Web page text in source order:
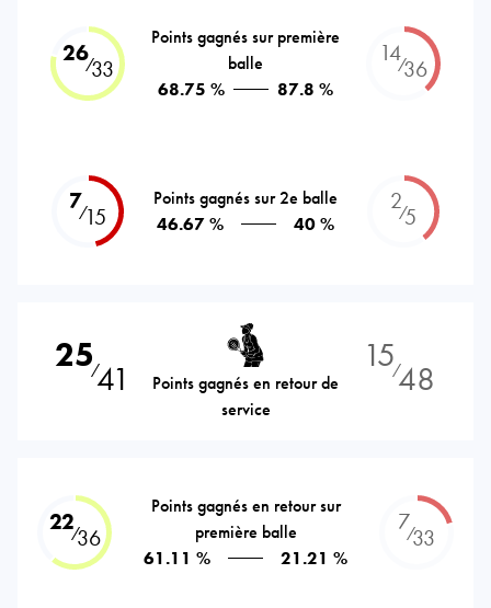
26⁄33
Points gagnés sur première
balle
68.75 %
87.8 %
14⁄36
7⁄15
Points gagnés sur 2e balle
46.67 %
40 %
2⁄5
25⁄41
Points gagnés en retour de
service
15⁄48
22⁄36
Points gagnés en retour sur
première balle
61.11 %
21.21 %
7⁄33